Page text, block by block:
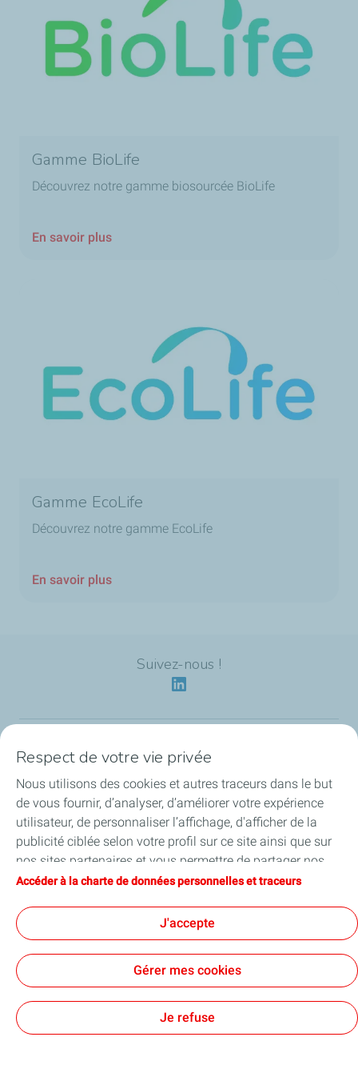
Gamme BioLife
Découvrez notre gamme biosourcée BioLife
En savoir plus
Gamme EcoLife
Découvrez notre gamme EcoLife
En savoir plus
Suivez-nous !
Notre identité
Nos applications
Nos offres écoresponsables
Nos engagements HSEQ
Accessibilité: partiellement conforme
Respect de votre vie privée
Nous utilisons des cookies et autres traceurs dans le but
de vous fournir, d’analyser, d’améliorer votre expérience
utilisateur, de personnaliser l’affichage, d'afficher de la
publicité ciblée selon votre profil sur ce site ainsi que sur
nos sites partenaires et vous permettre de partager nos
contenus sur les réseaux sociaux. Vous pouvez à tout
sur le bouton « Gérer mes cookies ». En cliquant sur le
bouton « J’accepte », vous acceptez le dépôt de
l’ensemble des cookies. Dans le cas où vous cliquez sur
« Je refuse », seuls les cookies techniques nécessaires au
d’informations, notamment sur la liste des partenaires,
vous pouvez consulter la page « Charte de données
Accéder à la charte de données personnelles et traceurs
J'accepte
Gérer mes cookies
Je refuse